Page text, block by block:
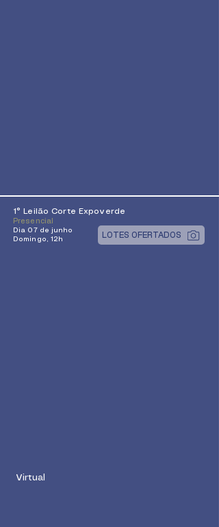
1° Leilão Corte Expoverde
Presencial
Dia 07 de junho
Domingo, 12h
LOTES OFERTADOS
Virtual